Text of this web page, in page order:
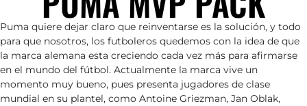
Puma quiere dejar claro que reinventarse es la solución, y todo
para que nosotros, los futboleros quedemos con la idea de que
la marca alemana esta creciendo cada vez más para afirmarse
en el mundo del fútbol. Actualmente la marca vive un
momento muy bueno, pues presenta jugadores de clase
mundial en su plantel, como Antoine Griezman, Jan Oblak,